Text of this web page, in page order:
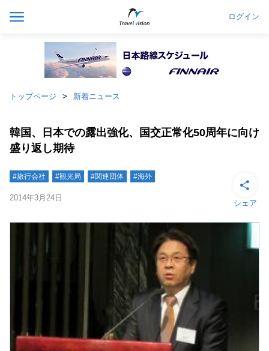
ログイン
トップページ 新着ニュース
韓国、日本での露出強化、国交正常化50周年に向け
盛り返し期待
#旅行会社 #観光局 #関連団体 #海外
2014年3月24日
シェア